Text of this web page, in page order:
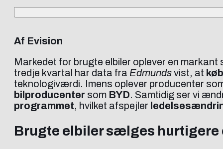
Af Evision
Markedet for brugte elbiler oplever en
tredje kvartal har data fra Edmundsvist, at
teknologiværdi. Imens oplever producenter
bilproducenter som BYD. Samtidig ser vi
programmet, hvilket afspejler
Brugte elbiler sælges hurtigere